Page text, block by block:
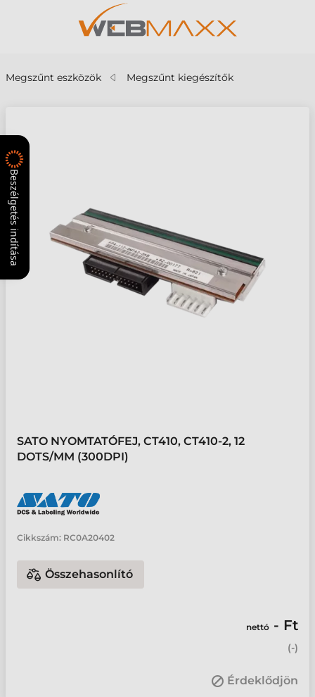
Megszűnt eszközök Megszűnt kiegészítők
SATO NYOMTATÓFEJ, CT410, CT410-2, 12
DOTS/MM (300DPI)
Cikkszám: RC0A20402
Összehasonlító
nettó - Ft
(-)
Érdeklődjön
Beszélgetés indítása